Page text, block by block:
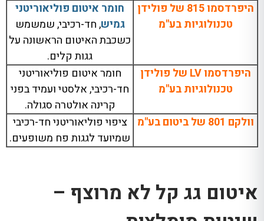
היפרדסמו 815 של פולידן
טכנולוגיות בע"מ
חומר איטום פוליאוריטני
גמיש, חד-רכיבי, שמשמש
כשכבת האיטום הראשונה על
גגות קלים.
היפרדסמו LV של פולידן
טכנולוגיות בע"מ
חומר איטום פוליאוריטני
חד-רכיבי, אלסטי ועמיד בפני
קרינה אולטרה סגולה.
וולקם 801 של ביטום בע"מ
ציפוי פוליאוריטני חד-רכיבי
שמיועד לגגות פח משופעים.
איטום גג קל לא מרוצף –